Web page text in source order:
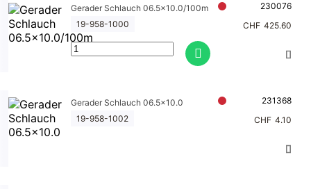
Gerader Schlauch 06.5x10.0/100m
230076
19-958-1000
CHF 425.60
Gerader Schlauch 06.5x10.0
231368
19-958-1002
CHF 4.10